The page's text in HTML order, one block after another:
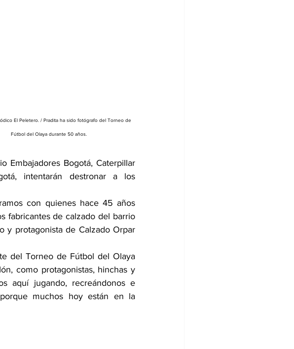
El Peletero. / Pradita ha sido fotógrafo del Torneo de
Fútbol del Olaya durante 50 años.
Embajadores Bogotá, Caterpillar
intentarán destronar a los
con quienes hace 45 años
fabricantes de calzado del barrio
y protagonista de Calzado Orpar
del Torneo de Fútbol del Olaya
como protagonistas, hinchas y
aquí jugando, recreándonos e
muchos hoy están en la